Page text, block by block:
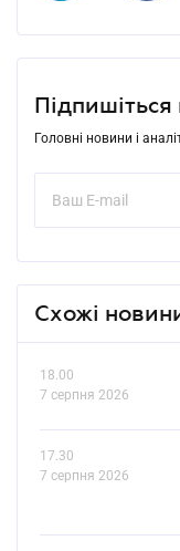
Головні новини і
Схожі
18.00
7 серпня 2026
17.30
7 серпня 2026